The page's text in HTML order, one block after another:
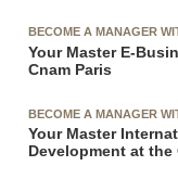
BECOME A MANAGER
Your Master E-
Cnam Paris
BECOME A MANAGER
Your Master
Development at the